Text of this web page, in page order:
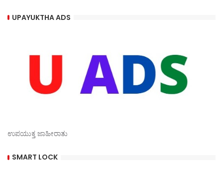
UPAYUKTHA ADS
ಉಪಯುಕ್ತ ಜಾಹೀರಾತು
SMART LOCK